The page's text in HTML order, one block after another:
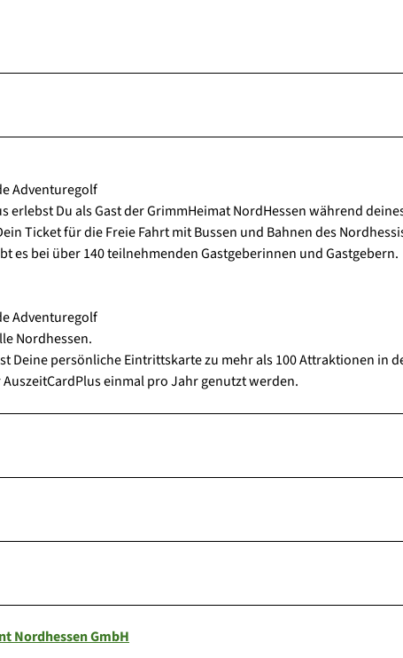
Adventuregolf
erlebst Du als Gast der GrimmHeimat NordHessen während
Ticket für die Freie Fahrt mit Bussen und Bahnen des
es bei über 140 teilnehmenden Gastgeberinnen und Gastgebern.
Adventuregolf
Nordhessen.
Deine persönliche Eintrittskarte zu mehr als 100 Attraktionen in
einmal pro Jahr genutzt werden.
Nordhessen GmbH